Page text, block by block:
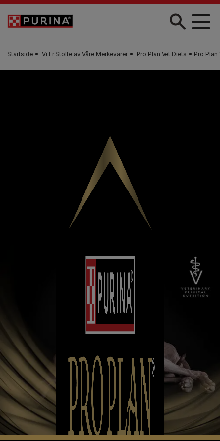
Skip to main content
Startside Vi Er Stolte av Våre Merkevarer Pro Plan Vet Diets Pro Plan